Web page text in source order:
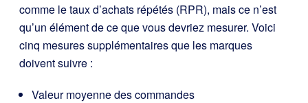
comme le taux d’achats répétés (RPR), mais ce n’est
qu’un élément de ce que vous devriez mesurer. Voici
cinq mesures supplémentaires que les marques
doivent suivre :
Valeur moyenne des commandes